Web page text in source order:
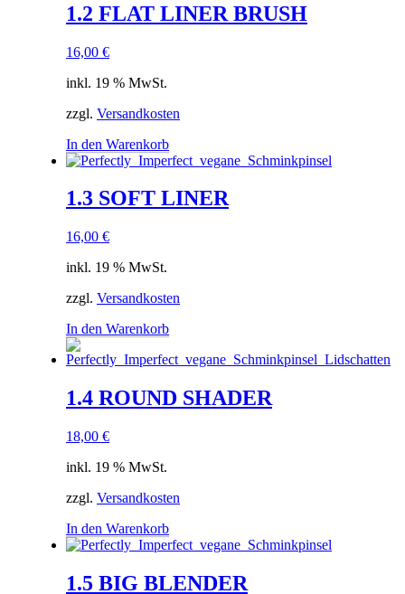
1.2 FLAT LINER BRUSH
16,00 €
inkl. 19 % MwSt.
zzgl. Versandkosten
In den Warenkorb
1.3 SOFT LINER
16,00 €
inkl. 19 % MwSt.
zzgl. Versandkosten
In den Warenkorb
1.4 ROUND SHADER
18,00 €
inkl. 19 % MwSt.
zzgl. Versandkosten
In den Warenkorb
1.5 BIG BLENDER